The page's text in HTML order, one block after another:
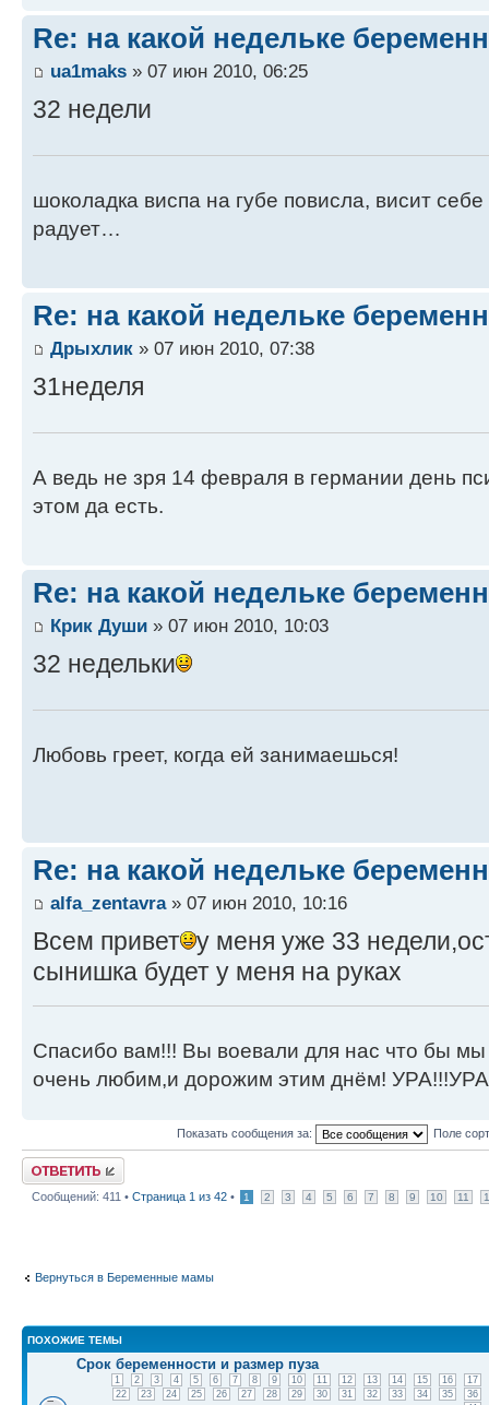
Re: на какой недельке
ua1maks » 07 июн 2010, 06:25
32 недели
шоколадка виспа на губе повисла, висит
радует…
Re: на какой недельке
Дрыхлик » 07 июн 2010, 07:38
31неделя
А ведь не зря 14 февраля в германии день
этом да есть.
Re: на какой недельке
Крик Души » 07 июн 2010, 10:03
32 недельки
Любовь греет, когда ей занимаешься!
Re: на какой недельке
alfa_zentavra» 07 июн 2010, 10:16
Всем привет у меня уже 33
сынишка будет у меня на руках
Спасибо вам!!! Вы воевали для нас что бы
очень любим,и дорожим этим днём!
Показать сообщения за: Поле
Ответить
Сообщений: 411 • Страница 1 из 42 • 1 2 3 4 5 6 7 8 9 10 11
Вернуться в Беременные мамы
ПОХОЖИЕ ТЕМЫ
Срок беременности и размер пуза
1 2 3 4 5 6 7 8 9 10 11 12 13 14 15 16
17
22
23 24 25 26 27 28 29 30 31 32 33 34 35
36